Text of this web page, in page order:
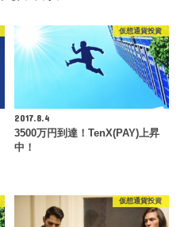
仮想通貨投資
2017.8.4
3500万円到達！TenX(PAY)上昇
中！
仮想通貨投資